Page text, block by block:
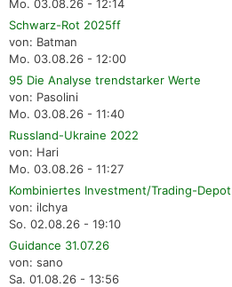
Mo. 03.08.26 - 12:14
Schwarz-Rot 2025ff
von: Batman
Mo. 03.08.26 - 12:00
95 Die Analyse trendstarker Werte
von: Pasolini
Mo. 03.08.26 - 11:40
Russland-Ukraine 2022
von: Hari
Mo. 03.08.26 - 11:27
Kombiniertes Investment/Trading-Depot
von: ilchya
So. 02.08.26 - 19:10
Guidance 31.07.26
von: sano
Sa. 01.08.26 - 13:56